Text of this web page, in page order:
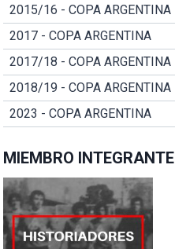
2015/16 - COPA ARGENTINA
2017 - COPA ARGENTINA
2017/18 - COPA ARGENTINA
2018/19 - COPA ARGENTINA
2023 - COPA ARGENTINA
MIEMBRO INTEGRANTE